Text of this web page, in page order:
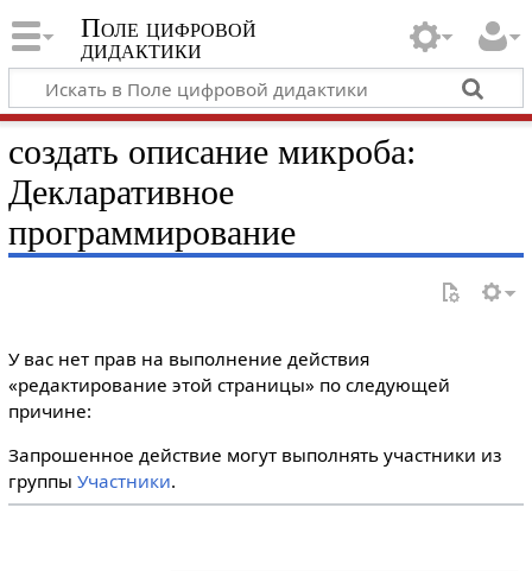
Поле цифровой
дидактики
создать описание микроба:
Декларативное
программирование
У вас нет прав на выполнение действия
«редактирование этой страницы» по следующей
причине:
Запрошенное действие могут выполнять участники из
группы Участники.